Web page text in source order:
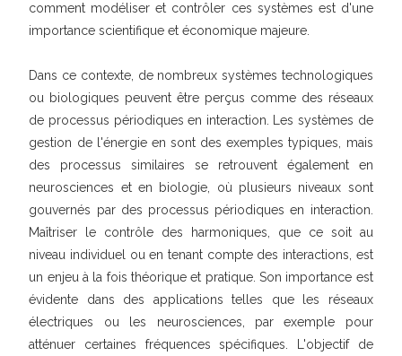
comment modéliser et contrôler ces systèmes est d'une
importance scientifique et économique majeure.
Dans ce contexte, de nombreux systèmes technologiques
ou biologiques peuvent être perçus comme des réseaux
de processus périodiques en interaction. Les systèmes de
gestion de l'énergie en sont des exemples typiques, mais
des processus similaires se retrouvent également en
neurosciences et en biologie, où plusieurs niveaux sont
gouvernés par des processus périodiques en interaction.
Maîtriser le contrôle des harmoniques, que ce soit au
niveau individuel ou en tenant compte des interactions, est
un enjeu à la fois théorique et pratique. Son importance est
évidente dans des applications telles que les réseaux
électriques ou les neurosciences, par exemple pour
atténuer certaines fréquences spécifiques. L'objectif de